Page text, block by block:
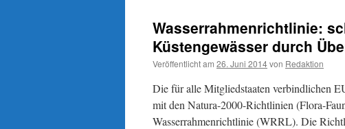
Wasserrahmenrichtlinie:
Küstengewässer durch
Veröffentlicht am 26. Juni 2014von Redaktion
Die für alle Mitgliedstaaten verbindlichen
mit den Natura-2000-Richtlinien (Flora-
Wasserrahmenrichtlinie (WRRL). Die